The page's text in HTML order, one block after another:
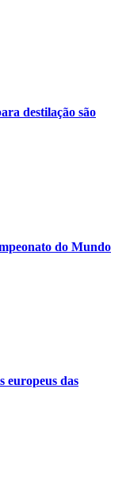
destilação são
do Mundo
europeus das